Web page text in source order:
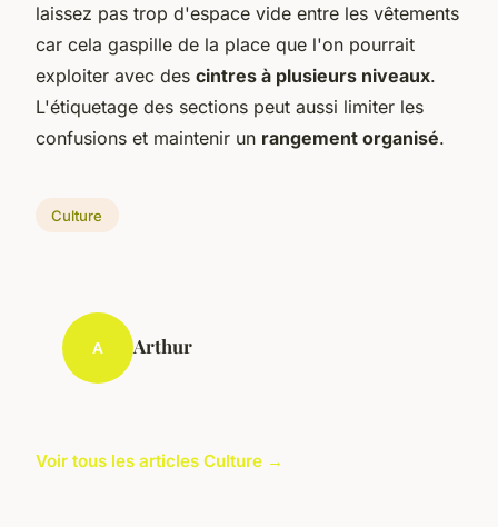
laissez pas trop d'espace vide entre les vêtements
car cela gaspille de la place que l'on pourrait
exploiter avec des cintres à plusieurs niveaux.
L'étiquetage des sections peut aussi limiter les
confusions et maintenir un rangement organisé.
Culture
A Arthur
Voir tous les articles Culture →